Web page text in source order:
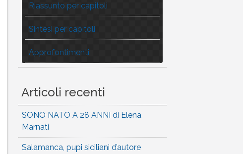
Riassunto per capitoli
Sintesi per capitoli
Approfontimenti
Articoli recenti
SONO NATO A 28 ANNI di Elena
Marnati
Salamanca, pupi siciliani d’autore